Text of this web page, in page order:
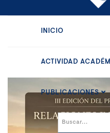
INICIO
ACTIVIDAD
PUBLICACIONES